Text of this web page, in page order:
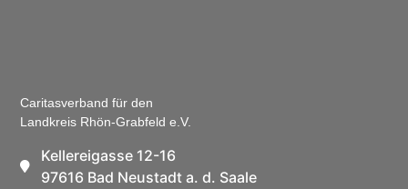
Caritasverband für den
Landkreis Rhön-Grabfeld e.V.
Kellereigasse 12-16
97616 Bad Neustadt a. d. Saale